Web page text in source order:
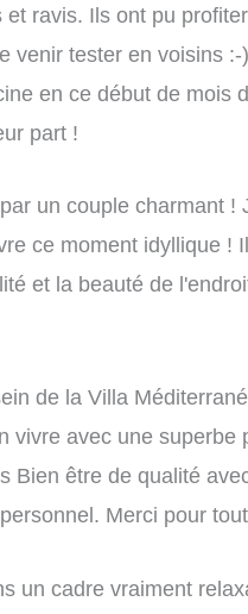
ravis. Ils ont pu
venir tester en voisins
en ce début de mois
part !
un couple charmant !
ce moment idyllique !
et la beauté de
de la Villa
vivre avec une superbe
Bien être de qualité
Merci pour
un cadre vraiment